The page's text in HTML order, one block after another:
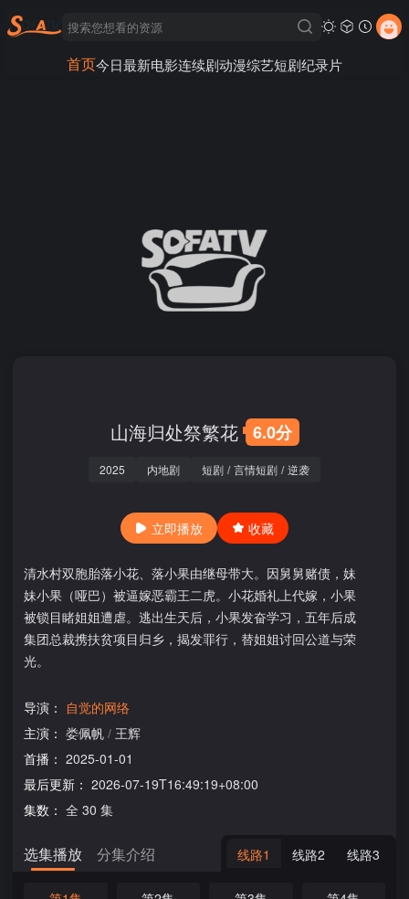
首页今日最新电影连续剧动漫综艺短剧纪录片
山海归处祭繁花 6.0分
2025 内地剧 短剧 / 言情短剧 / 逆袭
立即播放 收藏
清水村双胞胎落小花、落小果由继母带大。因舅舅赌债，妹
妹小果（哑巴）被逼嫁恶霸王二虎。小花婚礼上代嫁，小果
被锁目睹姐姐遭虐。逃出生天后，小果发奋学习，五年后成
集团总裁携扶贫项目归乡，揭发罪行，替姐姐讨回公道与荣
光。
导演： 自觉的网络
主演： 娄佩帆 / 王辉
首播： 2025-01-01
最后更新： 2026-07-19T16:49:19+08:00
集数： 全 30 集
选集播放 分集介绍 线路1 线路2 线路3